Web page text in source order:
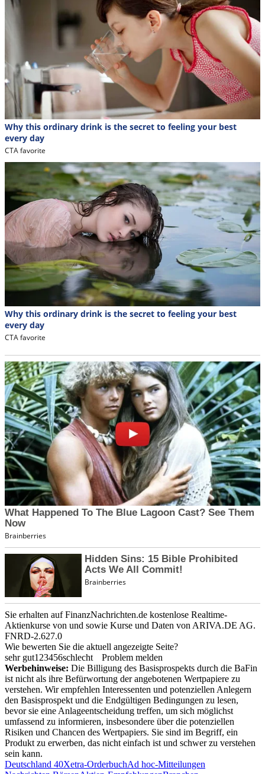
Sie erhalten auf FinanzNachrichten.de kostenlose Realtime-
Aktienkurse von und sowie Kurse und Daten von ARIVA.DE AG.
FNRD-2.627.0
Wie bewerten Sie die aktuell angezeigte Seite?
sehr gut1 23456schlecht
Problem melden
Werbehinweise: Die Billigung des Basisprospekts durch die BaFin
ist nicht als ihre Befürwortung der angebotenen Wertpapiere zu
verstehen. Wir empfehlen Interessenten und potenziellen Anlegern
den Basisprospekt und die Endgültigen Bedingungen zu lesen,
bevor sie eine Anlageentscheidung treffen, um sich möglichst
umfassend zu informieren, insbesondere über die potenziellen
Risiken und Chancen des Wertpapiers. Sie sind im Begriff, ein
Produkt zu erwerben, das nicht einfach ist und schwer zu verstehen
sein kann.
Deutschland 40Xetra-OrderbuchAd hoc-Mitteilungen